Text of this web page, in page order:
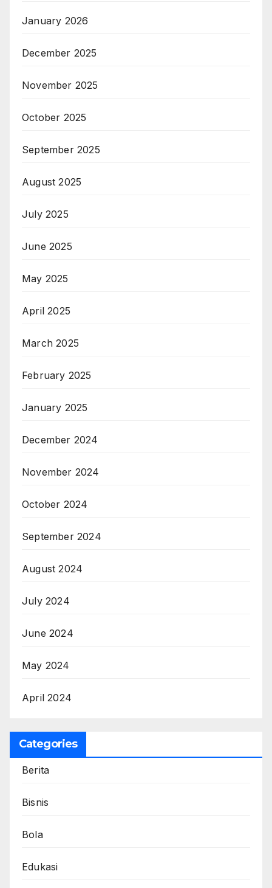
January 2026
December 2025
November 2025
October 2025
September 2025
August 2025
July 2025
June 2025
May 2025
April 2025
March 2025
February 2025
January 2025
December 2024
November 2024
October 2024
September 2024
August 2024
July 2024
June 2024
May 2024
April 2024
Categories
Berita
Bisnis
Bola
Edukasi